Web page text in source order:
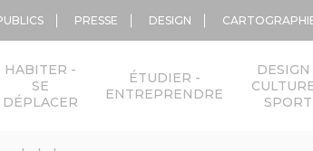
PRESSE DESIGN
HABITER -
SE
DÉPLACER
ÉTUDIER -
ENTREPRENDRE
DESIGN
SPORT